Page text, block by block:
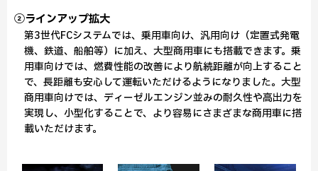
②ラインアップ拡大
第3世代FCシステムでは、乗用車向け、汎用向け（定置式発電
機、鉄道、船舶等）に加え、大型商用車にも搭載できます。乗
用車向けでは、燃費性能の改善により航続距離が向上すること
で、長距離も安心して運転いただけるようになりました。大型
商用車向けでは、ディーゼルエンジン並みの耐久性や高出力を
実現し、小型化することで、より容易にさまざまな商用車に搭
載いただけます。